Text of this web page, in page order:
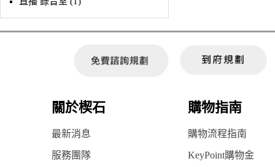
關於楔石 購物指南
最新消息 購物流程指南
服務團隊 KeyPoint購物金